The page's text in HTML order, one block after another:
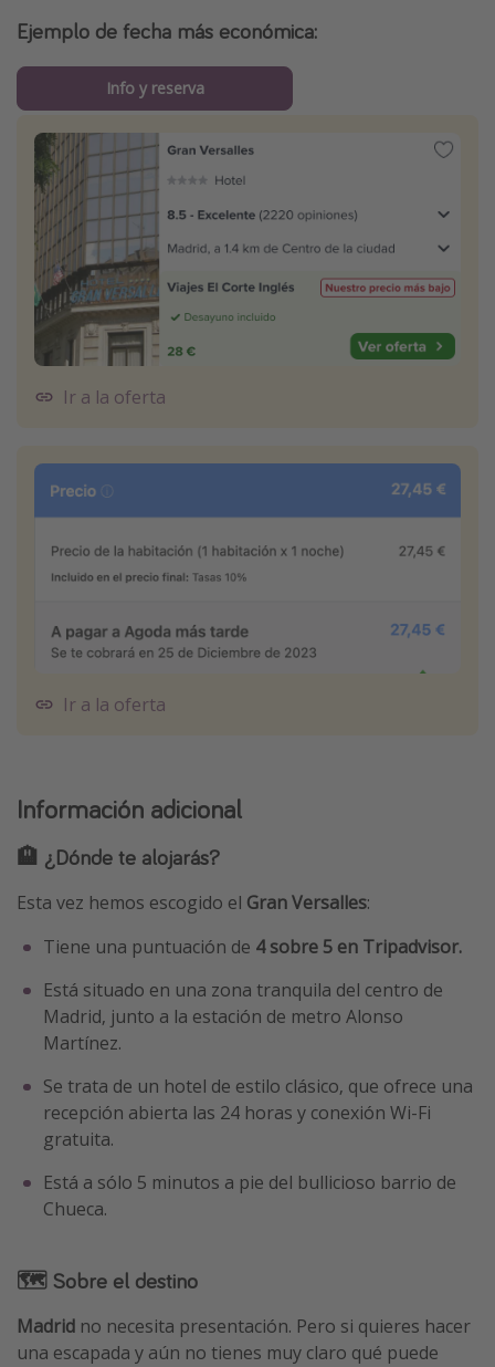
Ejemplo de fecha más económica:
Info y reserva
Ir a la oferta
Ir a la oferta
Información adicional
🏨 ¿Dónde te alojarás?
Esta vez hemos escogido el Gran Versalles:
Tiene una puntuación de 4 sobre 5 en Tripadvisor.
Está situado en una zona tranquila del centro de
Madrid, junto a la estación de metro Alonso
Martínez.
Se trata de un hotel de estilo clásico, que ofrece una
recepción abierta las 24 horas y conexión Wi-Fi
gratuita.
Está a sólo 5 minutos a pie del bullicioso barrio de
Chueca.
🗺 Sobre el destino
Madrid no necesita presentación. Pero si quieres hacer
una escapada y aún no tienes muy claro qué puede